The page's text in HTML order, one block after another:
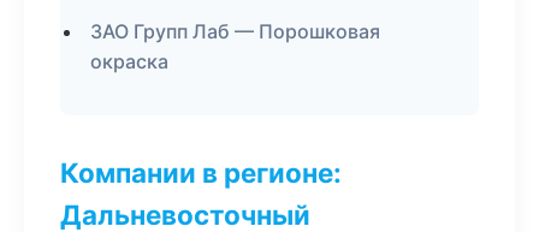
ЗАО Групп Лаб — Порошковая
окраска
Компании в регионе:
Дальневосточный